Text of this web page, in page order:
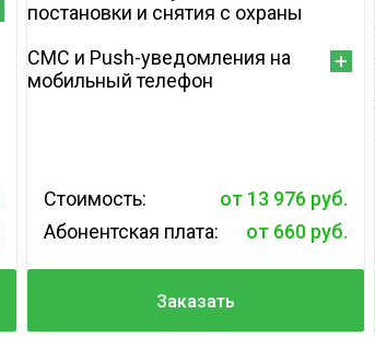
постановки и снятия с охраны
СМС и Push-уведомления на
мобильный телефон
Стоимость:
от 13 976 руб.
Абонентская плата:
от 660 руб.
Заказать